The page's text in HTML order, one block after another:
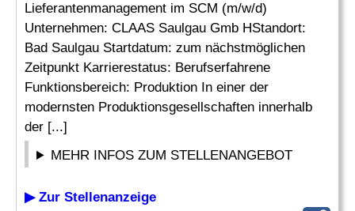
Lieferantenmanagement im SCM (m/w/d)
Unternehmen: CLAAS Saulgau Gmb HStandort:
Bad Saulgau Startdatum: zum nächstmöglichen
Zeitpunkt Karrierestatus: Berufserfahrene
Funktionsbereich: Produktion In einer der
modernsten Produktionsgesellschaften innerhalb
der [...]
MEHR INFOS ZUM STELLENANGEBOT
▶ Zur Stellenanzeige